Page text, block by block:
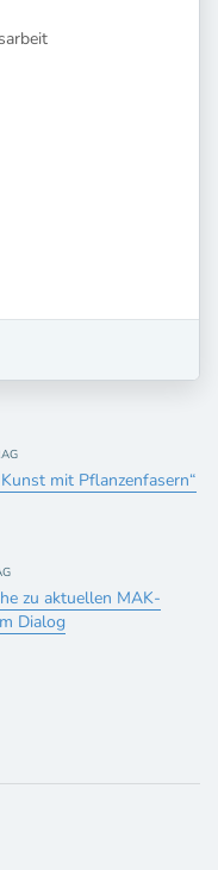
mit Pflanzenfasern“
zu aktuellen MAK-
Dialog